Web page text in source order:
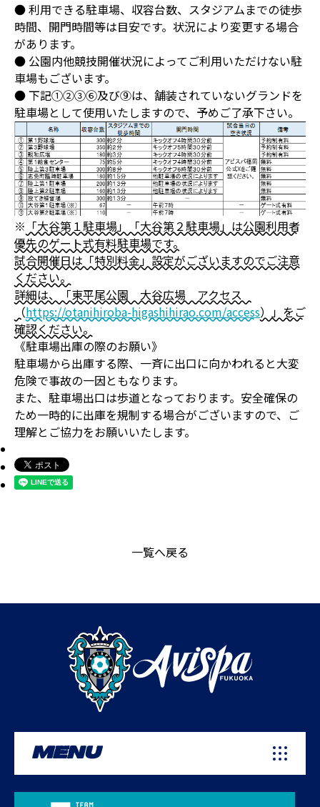
● 利用できる駐車場、収容台数、スタジアムまでの徒歩
時間、開門時間等は目安です。状況により変更する場合
があります。
● 公園内他競技開催状況によってご利用いただけない駐
車場もございます。
● 下記①②③⑥及び⑨は、舗装されていないグランドを
駐車場として使用いたしますので、予めご了承下さい。
※ 「大谷第１駐車場」「大谷第２駐車場」は公園利用者
優先のゲート式有料駐車場です。
試合開催日は「特別料金」設定がございますのでご注意
ください。
詳細は、「東平尾公園 大谷広場 アクセス
（https://otanihiroba-higashihirao.com/access）」をご
確認ください。
《駐車場出庫の際のお願い》
駐車場から出庫する際、一斉に出口に向かわれると大変
危険で事故の一因ともなります。
また、駐車場出口は歩道となっております。安全確保の
ため一時的に出庫を規制する場合がございますので、ご
理解とご協力をお願いいたします。
一覧へ戻る
MENU